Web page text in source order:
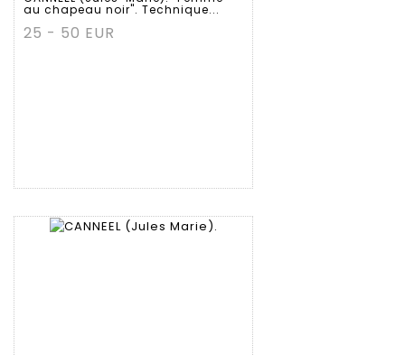
au chapeau noir". Technique...
25 - 50 EUR